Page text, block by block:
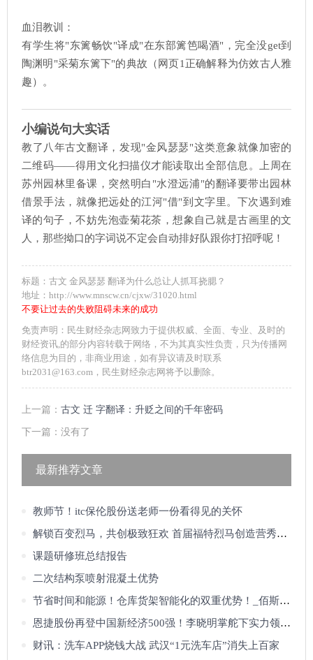
血泪教训：
有学生将"东篱畅饮"译成"在东部篱笆喝酒"，完全没get到
陶渊明"采菊东篱下"的典故（网页1正确解释为仿效古人雅
趣）。
小编说句大实话
教了八年古文翻译，发现"金风瑟瑟"这类意象就像加密的
二维码——得用文化扫描仪才能读取出全部信息。上周在
苏州园林里备课，突然明白"水澄远浦"的翻译要带出园林
借景手法，就像把远处的江河"借"到文字里。下次遇到难
译的句子，不妨先泡壶菊花茶，想象自己就是古画里的文
人，那些拗口的字词说不定会自动排好队跟你打招呼呢！
标题：古文 金风瑟瑟 翻译为什么总让人抓耳挠腮？
地址：http://www.mnscw.cn/cjxw/31020.html
不要让过去的失败阻碍未来的成功
免责声明：民生财经杂志网致力于提供权威、全面、专业、及时的
财经资讯,的部分内容转载于网络，不为其真实性负责，只为传播网
络信息为目的，非商业用途，如有异议请及时联系
btr2031@163.com，民生财经杂志网将予以删除。
上一篇： 古文 迁 字翻译：升贬之间的千年密码
下一篇：没有了
最新推荐文章
教师节！itc保伦股份送老师一份看得见的关怀
解锁百变烈马，共创极致狂欢 首届福特烈马创造营秀出个性，玩转圈层
课题研修班总结报告
二次结构泵喷射混凝土优势
节省时间和能源！仓库货架智能化的双重优势！_佰斯特POUSTO
恩捷股份再登中国新经济500强！李晓明掌舵下实力领跑全球锂电隔膜赛道
财讯：洗车APP烧钱大战 武汉“1元洗车店”消失上百家